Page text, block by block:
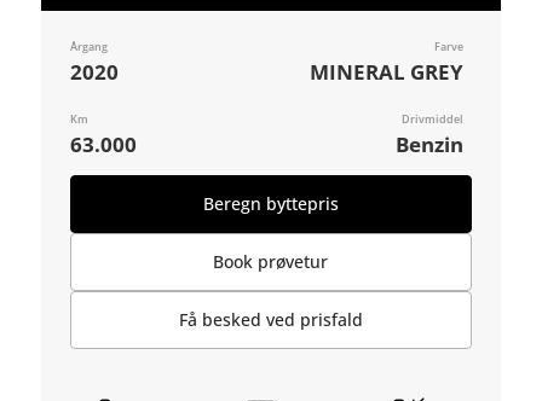
Årgang
2020
Farve
MINERAL GREY
Km
63.000
Drivmiddel
Benzin
Beregn byttepris
Book prøvetur
Få besked ved prisfald